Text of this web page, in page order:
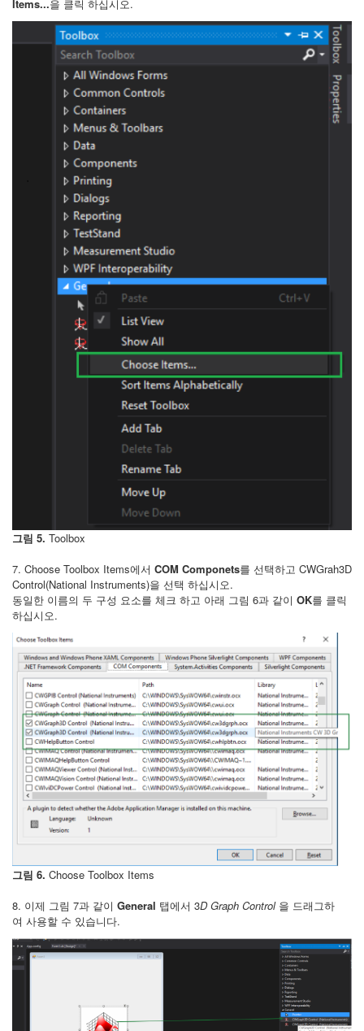
Items...을 클릭 하십시오.
그림 5. Toolbox
7. Choose Toolbox Items에서 COM Componets를 선택하고 CWGrah3D
Control(National Instruments)을 선택 하십시오.
동일한 이름의 두 구성 요소를 체크 하고 아래 그림 6과 같이 OK를 클릭
하십시오.
그림 6. Choose Toolbox Items
8. 이제 그림 7과 같이 General 탭에서 3D Graph Control 을 드래그하
여 사용할 수 있습니다.